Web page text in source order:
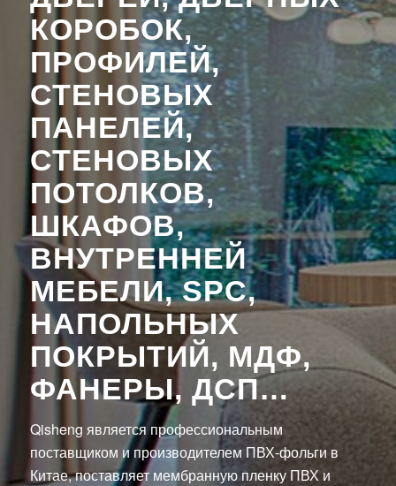
КОРОБОК,
ПРОФИЛЕЙ,
СТЕНОВЫХ
ПАНЕЛЕЙ,
СТЕНОВЫХ
ПОТОЛКОВ,
ШКАФОВ,
ВНУТРЕННЕЙ
МЕБЕЛИ, SPC,
НАПОЛЬНЫХ
ПОКРЫТИЙ, МДФ,
ФАНЕРЫ, ДСП…
Qisheng является профессиональным
поставщиком и производителем ПВХ-фольги в
Китае, поставляет мембранную пленку ПВХ и